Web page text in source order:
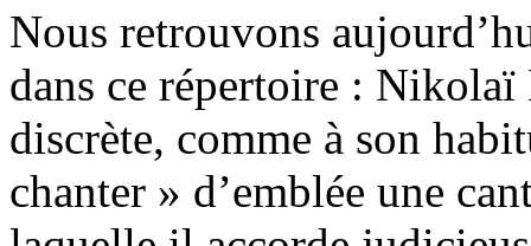
Nous retrouvons
dans ce répertoire :
discrète, comme à son
chanter » d’emblée une